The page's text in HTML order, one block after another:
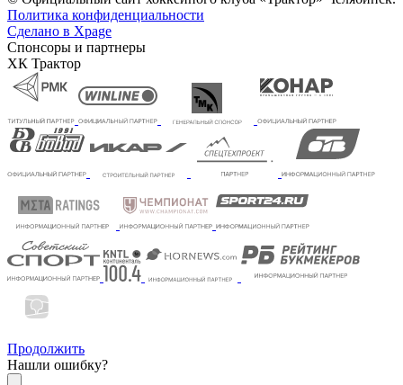
Политика конфиденциальности
Сделано в Xpage
Спонсоры и партнеры
ХК Трактор
Продолжить
Нашли ошибку?